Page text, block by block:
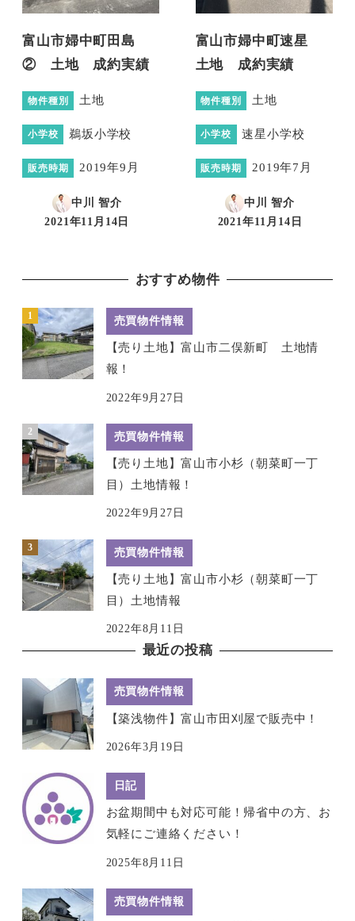
富山市婦中町田島
② 土地 成約実績
物件種別 土地
小学校 鵜坂小学校
販売時期 2019年9月
中川 智介
投稿日
2021年11月14日
富山市婦中町速星
土地 成約実績
物件種別 土地
小学校 速星小学校
販売時期 2019年7月
中川 智介
投稿日
2021年11月14日
おすすめ物件
売買物件情報
【売り土地】富山市二俣新町 土地情
報！
2022年9月27日
売買物件情報
【売り土地】富山市小杉（朝菜町一丁
目）土地情報！
2022年9月27日
売買物件情報
【売り土地】富山市小杉（朝菜町一丁
目）土地情報
2022年8月11日
最近の投稿
売買物件情報
【築浅物件】富山市田刈屋で販売中！
2026年3月19日
日記
お盆期間中も対応可能！帰省中の方、お
気軽にご連絡ください！
2025年8月11日
売買物件情報